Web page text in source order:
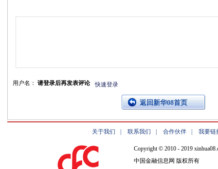
用户名： 请登录后再发表评论 快速登录
返回新华08首页
关于我们 联系我们 合作伙伴 我要链
Copyright © 2010 - 2019
中国金融信息网 版权所有